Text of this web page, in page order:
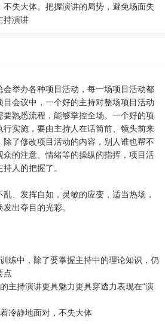
失大体。把握演讲的局势，避免场面失
持演讲
举办各种项目活动，每一场项目活动都
会议中，一个好的主持对整场项目活动
熟悉流程，能够掌控全场。一个好的项
行实施，要由主持人在话筒前、镜头前来
了修改项目活动的内容，别人谁也帮不
众的注意、情绪等的操纵的指挥，项目活
人的把握了。
、发挥自如，灵敏的应变，适当热场，
出夺目的光彩。
练中，除了要掌握主持中的理论知识，仍
点
主持演讲更具魅力更具穿透力表现在“演
冷静地面对，不失大体